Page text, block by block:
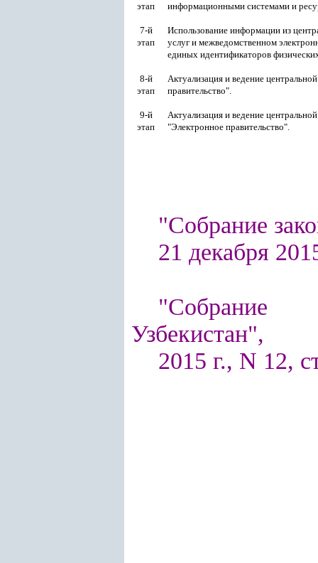
этап
информационными системами и
7-й
этап
Использование информации из
услуг и межведомственном
единых идентификаторов
8-й
этап
Актуализация и ведение
правительство".
9-й
этап
Актуализация и ведение
"Электронное правительство".
"Собрание
21 декабря
"Собрание
Узбекистан",
2015 г., N 12,